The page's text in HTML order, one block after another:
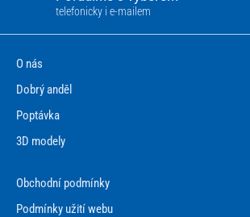
telefonicky i e-mailem
O nás
Dobrý anděl
Poptávka
3D modely
Obchodní podmínky
Podmínky užití webu